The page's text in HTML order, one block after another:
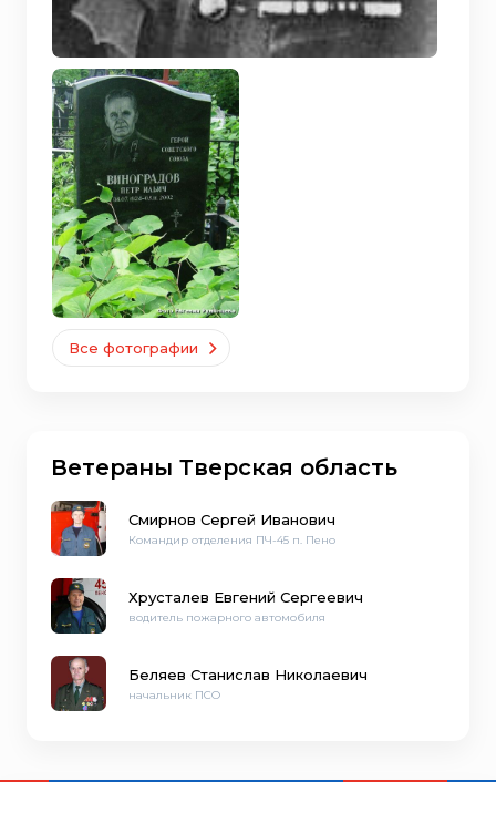
Все фотографии
Ветераны Тверская область
Смирнов Сергей Иванович
Командир отделения ПЧ-45 п. Пено
Хрусталев Евгений Сергеевич
водитель пожарного автомобиля
Беляев Станислав Николаевич
начальник ПСО